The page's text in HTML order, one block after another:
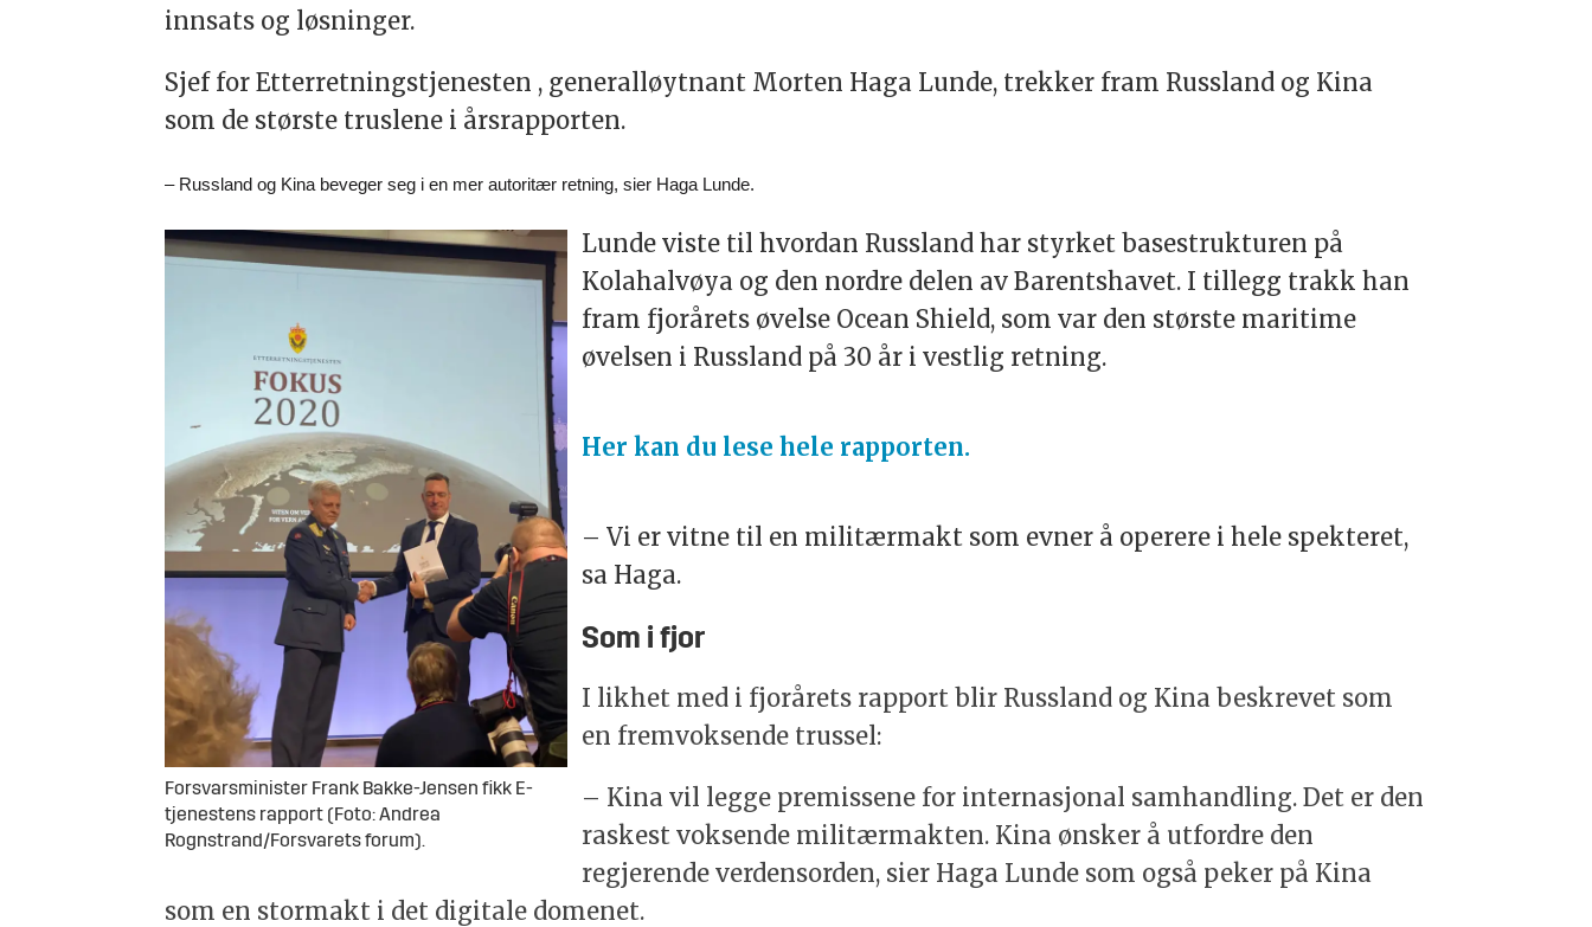
innsats og løsninger.
Sjef for Etterretningstjenesten , generalløytnant Morten Haga Lunde, trekker fram Russland og Kina
som de største truslene i årsrapporten.
– Russland og Kina beveger seg i en mer autoritær retning, sier Haga Lunde.
Forsvarsminister Frank Bakke-Jensen fikk E-
tjenestens rapport (Foto: Andrea
Rognstrand/Forsvarets forum).
Lunde viste til hvordan Russland har styrket basestrukturen på
Kolahalvøya og den nordre delen av Barentshavet. I tillegg trakk han
fram fjorårets øvelse Ocean Shield, som var den største maritime
øvelsen i Russland på 30 år i vestlig retning.
Her kan du lese hele rapporten.
– Vi er vitne til en militærmakt som evner å operere i hele spekteret,
sa Haga.
Som i fjor
I likhet med i fjorårets rapport blir Russland og Kina beskrevet som
en fremvoksende trussel:
– Kina vil legge premissene for internasjonal samhandling. Det er den
raskest voksende militærmakten. Kina ønsker å utfordre den
regjerende verdensorden, sier Haga Lunde som også peker på Kina
som en stormakt i det digitale domenet.